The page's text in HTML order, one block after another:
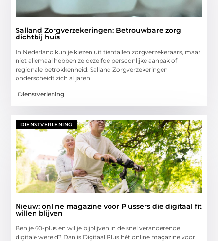
Salland Zorgverzekeringen: Betrouwbare zorg
dichtbij huis
In Nederland kun je kiezen uit tientallen zorgverzekeraars, maar
niet allemaal hebben ze dezelfde persoonlijke aanpak of
regionale betrokkenheid. Salland Zorgverzekeringen
onderscheidt zich al jaren
Dienstverlening
DIENSTVERLENING
Nieuw: online magazine voor Plussers die digitaal fit
willen blijven
Ben je 60-plus en wil je bijblijven in de snel veranderende
digitale wereld? Dan is Digitaal Plus hét online magazine voor